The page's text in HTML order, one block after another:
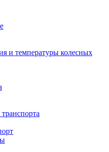
и температуры колесных